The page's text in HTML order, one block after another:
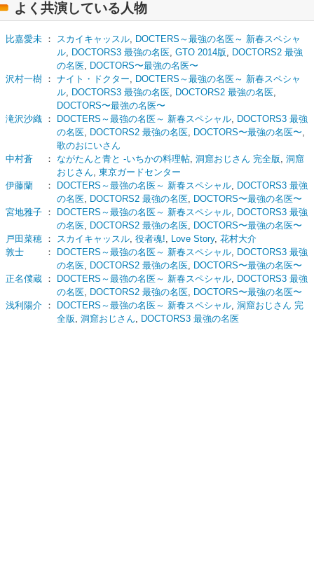
よく共演している人物
比嘉愛未 ： スカイキャッスル, DOCTERS～最強の名医～ 新春スペシャ
ル, DOCTORS3 最強の名医, GTO 2014版, DOCTORS2 最強
の名医, DOCTORS〜最強の名医〜
沢村一樹 ： ナイト・ドクター, DOCTERS～最強の名医～ 新春スペシャ
ル, DOCTORS3 最強の名医, DOCTORS2 最強の名医,
DOCTORS〜最強の名医〜
滝沢沙織 ： DOCTERS～最強の名医～ 新春スペシャル, DOCTORS3 最強
の名医, DOCTORS2 最強の名医, DOCTORS〜最強の名医〜,
歌のおにいさん
中村蒼
： ながたんと青と -いちかの料理帖, 洞窟おじさん 完全版, 洞窟
おじさん, 東京ガードセンター
伊藤蘭
： DOCTERS～最強の名医～ 新春スペシャル, DOCTORS3 最強
の名医, DOCTORS2 最強の名医, DOCTORS〜最強の名医〜
宮地雅子 ： DOCTERS～最強の名医～ 新春スペシャル, DOCTORS3 最強
の名医, DOCTORS2 最強の名医, DOCTORS〜最強の名医〜
戸田菜穂 ： スカイキャッスル, 役者魂!, Love Story, 花村大介
敦士
： DOCTERS～最強の名医～ 新春スペシャル, DOCTORS3 最強
の名医, DOCTORS2 最強の名医, DOCTORS〜最強の名医〜
正名僕蔵 ： DOCTERS～最強の名医～ 新春スペシャル, DOCTORS3 最強
の名医, DOCTORS2 最強の名医, DOCTORS〜最強の名医〜
浅利陽介 ： DOCTERS～最強の名医～ 新春スペシャル, 洞窟おじさん 完
全版, 洞窟おじさん, DOCTORS3 最強の名医